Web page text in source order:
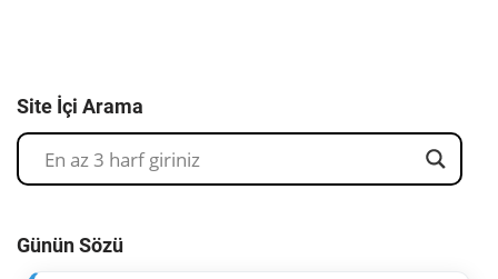
Site İçi Arama
Günün Sözü